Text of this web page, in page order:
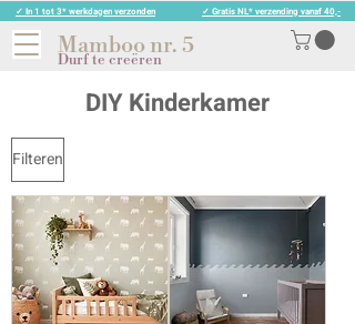
✓ In 1 tot 3* werkdagen verzonden ✓ Gratis NL* verzending vanaf 40,-
Mamboo nr. 5
Durf te creëren
Filteren
DIY Kinderkamer